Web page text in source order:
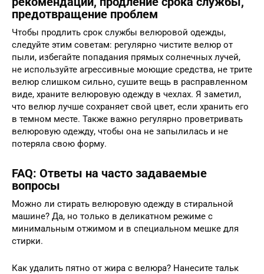
предотвращение проблем
Чтобы продлить срок службы велюровой одежды,
следуйте этим советам: регулярно чистите велюр от
пыли, избегайте попадания прямых солнечных лучей,
не используйте агрессивные моющие средства, не трите
велюр слишком сильно, сушите вещь в расправленном
виде, храните велюровую одежду в чехлах. Я заметил,
что велюр лучше сохраняет свой цвет, если хранить его
в темном месте. Также важно регулярно проветривать
велюровую одежду, чтобы она не запылилась и не
потеряла свою форму.
FAQ: Ответы на часто задаваемые
вопросы
Можно ли стирать велюровую одежду в стиральной
машине? Да, но только в деликатном режиме с
минимальным отжимом и в специальном мешке для
стирки.
Как удалить пятно от жира с велюра? Нанесите тальк